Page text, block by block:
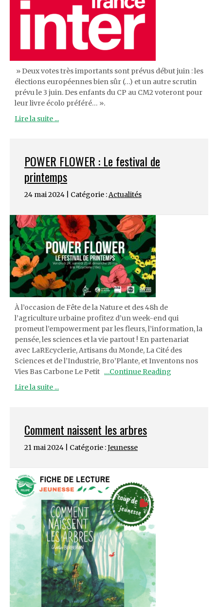
» Deux votes très importants sont prévus début juin : les
élections européennes bien sûr (…) et un autre scrutin
prévu le 3 juin. Des enfants du CP au CM2 voteront pour
leur livre écolo préféré… ».
Lire la suite ...
POWER FLOWER : Le festival de
printemps
24 mai 2024 | Catégorie :Actualités
À l’occasion de Fête de la Nature et des 48h de
l’agriculture urbaine profitez d’un week-end qui
promeut l’empowerment par les fleurs, l’information, la
pensée, les sciences et la vie partout ! En partenariat
avec LaREcyclerie, Artisans du Monde, La Cité des
Sciences et de l’Industrie, Bro’Plante, et Inventons nos
Vies Bas Carbone Le Petit …Continue Reading
Lire la suite ...
Comment naissent les arbres
21 mai 2024 | Catégorie :Jeunesse